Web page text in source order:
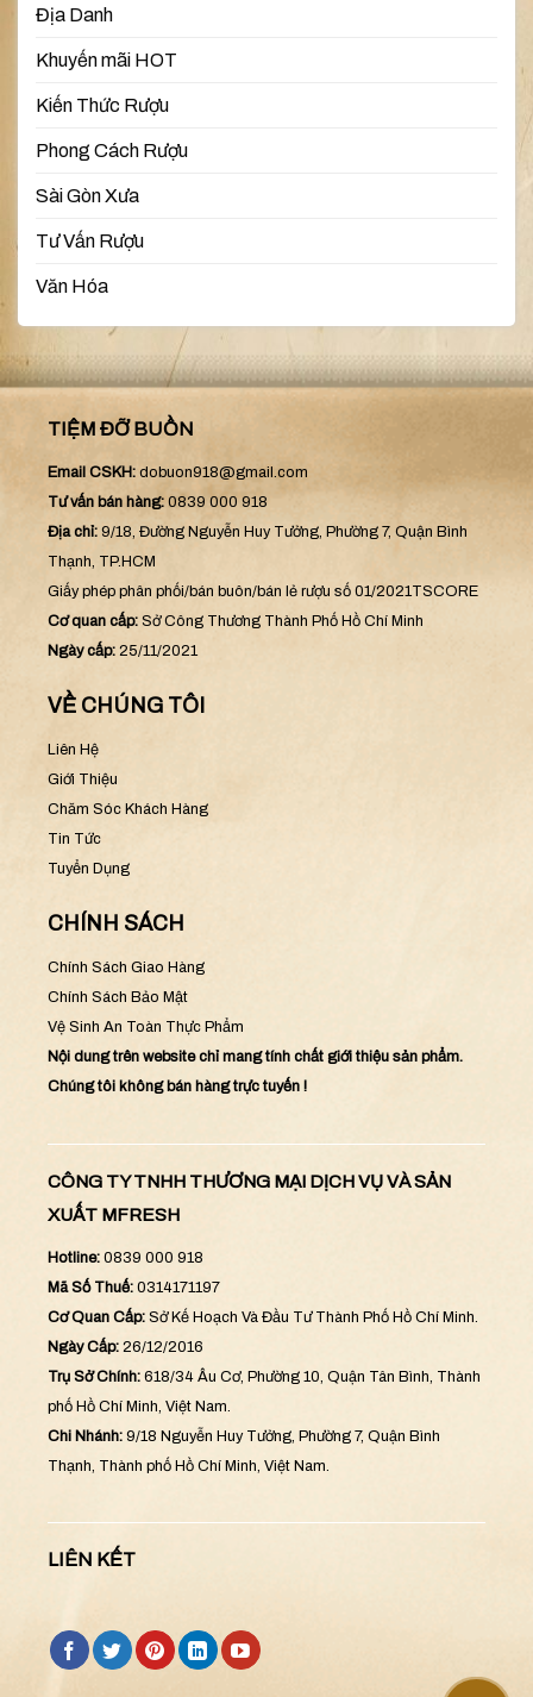
Địa Danh
Khuyến mãi HOT
Kiến Thức Rượu
Phong Cách Rượu
Sài Gòn Xưa
Tư Vấn Rượu
Văn Hóa
TIỆM ĐỠ BUỒN
Email CSKH: dobuon918@gmail.com
Tư vấn bán hàng: 0839 000 918
Địa chỉ: 9/18, Đường Nguyễn Huy Tưởng, Phường 7, Quận Bình
Thạnh, TP.HCM
Giấy phép phân phối/bán buôn/bán lẻ rượu số 01/2021TSCORE
Cơ quan cấp: Sở Công Thương Thành Phố Hồ Chí Minh
Ngày cấp: 25/11/2021
VỀ CHÚNG TÔI
Liên Hệ
Giới Thiệu
Chăm Sóc Khách Hàng
Tin Tức
Tuyển Dụng
CHÍNH SÁCH
Chính Sách Giao Hàng
Chính Sách Bảo Mật
Vệ Sinh An Toàn Thực Phẩm
Nội dung trên website chỉ mang tính chất giới thiệu sản phẩm.
Chúng tôi không bán hàng trực tuyến !
CÔNG TY TNHH THƯƠNG MẠI DỊCH VỤ VÀ SẢN
XUẤT MFRESH
Hotline: 0839 000 918
Mã Số Thuế: 0314171197
Cơ Quan Cấp: Sở Kế Hoạch Và Đầu Tư Thành Phố Hồ Chí Minh.
Ngày Cấp: 26/12/2016
Trụ Sở Chính: 618/34 Âu Cơ, Phường 10, Quận Tân Bình, Thành
phố Hồ Chí Minh, Việt Nam.
Chi Nhánh: 9/18 Nguyễn Huy Tưởng, Phường 7, Quận Bình
Thạnh, Thành phố Hồ Chí Minh, Việt Nam.
LIÊN KẾT